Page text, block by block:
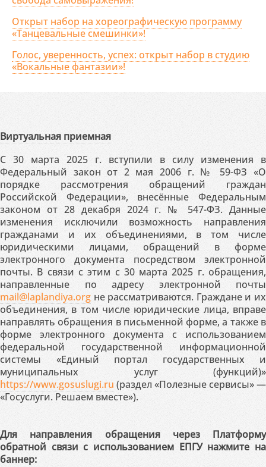
Открыт набор на хореографическую программу
«Танцевальные смешинки»!
Голос, уверенность, успех: открыт набор в студию
«Вокальные фантазии»!
Виртуальная приемная
С 30 марта 2025 г. вступили в силу изменения в
Федеральный закон от 2 мая 2006 г. № 59-ФЗ «О
порядке рассмотрения обращений граждан
Российской Федерации», внесённые Федеральным
законом от 28 декабря 2024 г. № 547-ФЗ. Данные
изменения исключили возможность направления
гражданами и их объединениями, в том числе
юридическими лицами, обращений в форме
электронного документа посредством электронной
почты. В связи с этим с 30 марта 2025 г. обращения,
направленные по адресу электронной почты
mail@laplandiya.org не рассматриваются. Граждане и их
объединения, в том числе юридические лица, вправе
направлять обращения в письменной форме, а также в
форме электронного документа с использованием
федеральной государственной информационной
системы «Единый портал государственных и
муниципальных услуг (функций)»
https://www.gosuslugi.ru (раздел «Полезные сервисы» —
«Госуслуги. Решаем вместе»).
Для направления обращения через Платформу
обратной связи с использованием ЕПГУ нажмите на
баннер: